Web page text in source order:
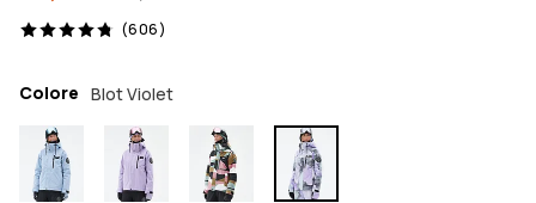
(606)
606 recensioni, 4.8/5
Colore Blot Violet